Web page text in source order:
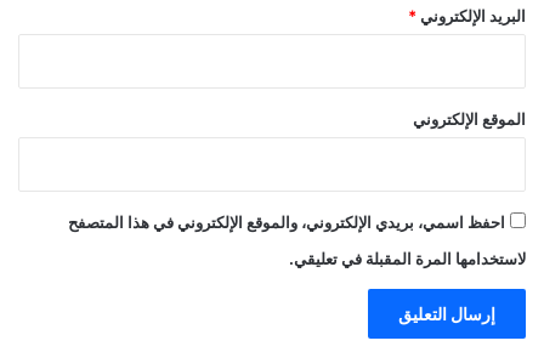
البريد الإلكتروني *
الموقع الإلكتروني
احفظ اسمي، بريدي الإلكتروني، والموقع الإلكتروني في هذا المتصفح
لاستخدامها المرة المقبلة في تعليقي.